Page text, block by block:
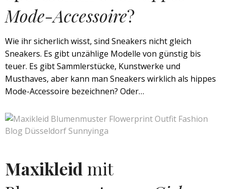
Mode-Accessoire?
Wie ihr sicherlich wisst, sind Sneakers nicht gleich
Sneakers. Es gibt unzählige Modelle von günstig bis
teuer. Es gibt Sammlerstücke, Kunstwerke und
Musthaves, aber kann man Sneakers wirklich als hippes
Mode-Accessoire bezeichnen? Oder…
Maxikleid mit